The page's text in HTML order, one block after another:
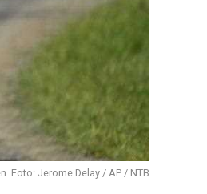
Foto: Jerome Delay / AP / NTB